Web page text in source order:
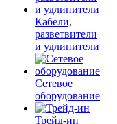
Кабели,
разветвители
и удлинители
Сетевое
оборудование
Трейд-ин